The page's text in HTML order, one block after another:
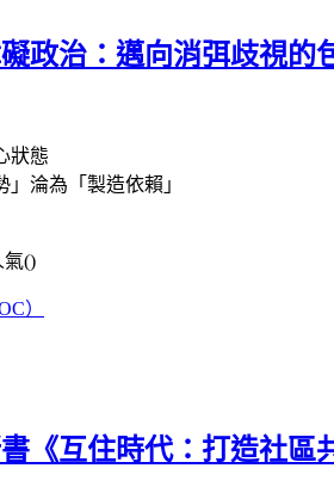
政治：邁向消弭歧視的
狀態
淪為「製造依賴」
氣()
）
《互住時代：打造社區